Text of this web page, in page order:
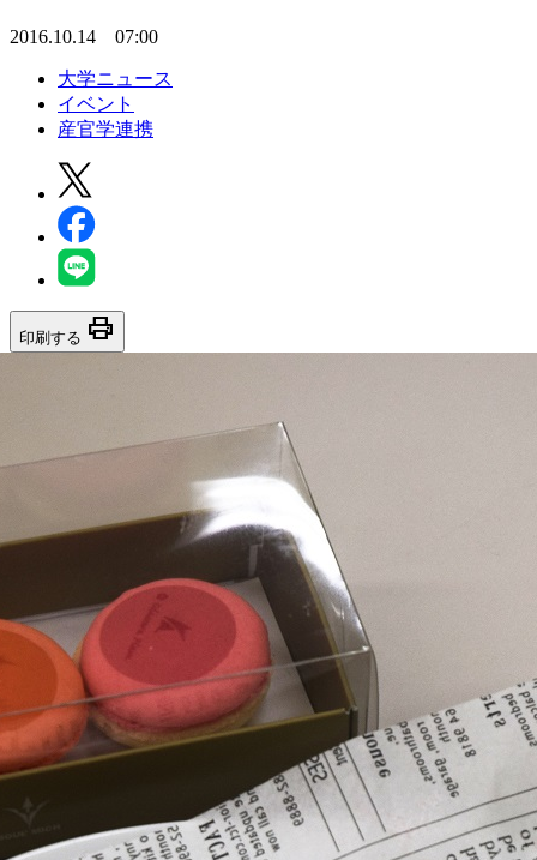
2016.10.14 07:00
大学ニュース
イベント
産官学連携
印刷する print